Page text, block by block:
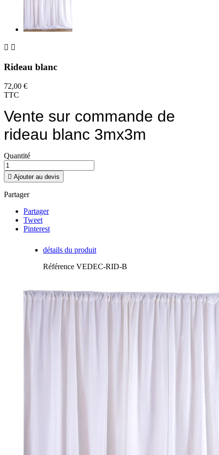
 
Rideau blanc
72,00 €
TTC
Vente sur commande de
rideau blanc 3mx3m
Quantité
 Ajouter au devis
Partager
Partager
Tweet
Pinterest
détails du produit
Référence VEDEC-RID-B